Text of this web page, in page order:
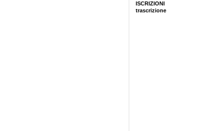
ISCRIZIONI
trascrizione